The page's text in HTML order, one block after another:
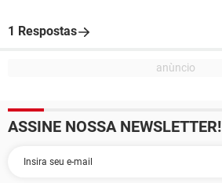
1 Respostas
ASSINE NOSSA NEWSLETTER!